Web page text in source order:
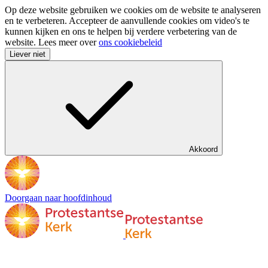
Op deze website gebruiken we cookies om de website te analyseren
en te verbeteren. Accepteer de aanvullende cookies om video's te
kunnen kijken en ons te helpen bij verdere verbetering van de
website. Lees meer overons cookiebeleid
Liever niet
Akkoord
Doorgaan naar hoofdinhoud